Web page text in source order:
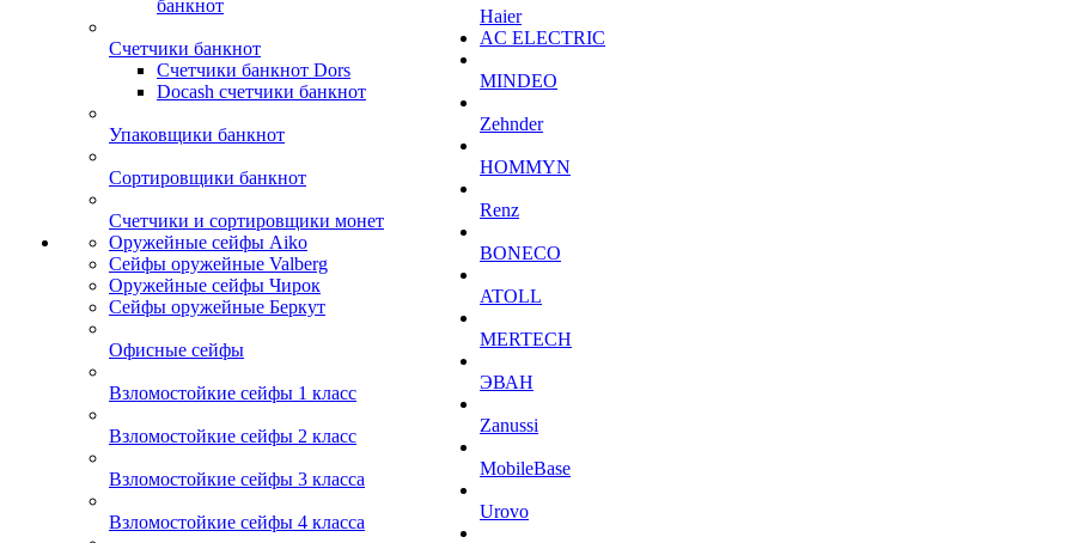
банкнот
Счетчики банкнот
Счетчики банкнот Dors
Docash счетчики банкнот
Упаковщики банкнот
Сортировщики банкнот
Счетчики и сортировщики монет
Оружейные сейфы Aiko
Сейфы оружейные Valberg
Оружейные сейфы Чирок
Сейфы оружейные Беркут
Офисные сейфы
Взломостойкие сейфы 1 класс
Взломостойкие сейфы 2 класс
Взломостойкие сейфы 3 класса
Взломостойкие сейфы 4 класса
Haier
AC ELECTRIC
MINDEO
Zehnder
HOMMYN
Renz
BONECO
ATOLL
MERTECH
ЭВАН
Zanussi
MobileBase
Urovo